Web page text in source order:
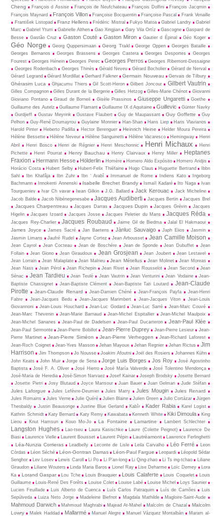
Cheng
François d Assise François de Neufchateau François Dolfini
François Jacqmin
François Maynard
François Villon Françoise Bocquentin Françoise Pascal
Frank Venaille
František Listopad
Franz Hellens Frédéric Mistral Fukyo Matoa Gabriel Landry
Gabriel
Marc
Gabriel Yturri Gabrielle Althen Gao Xingjian Gary Vila Ortíz Gascogne
Gaspard de
Besse
Gastão Cruz Gaston Couté Gaston Miron Gautier d Épinal Géo Koger
Géo Norge Georg Quppersimaan Georg Trakl George Oppen
Georges Bataille
Georges Bernanos
Georges Brassens Georges Castera Georges Desportes
Georges
Fourest
Georges Hénein Georges Perec Georges Perros
Georges Ribemont-Dessaigne
Georges Rodenbach
Georges Thinès Gérald Neveu Gérard Bocholier
Gérard de Nerval
Gérard Legrand
Gérard Mordillat Gerhard Falkner Germain Nouveau Gervais de Tilbury
Ghérasim Luca Ghjacumu Thiers Gil Scott-Heron Gilbert Joncour Gilbert Vautrin
Gilles Compagnon Gilles Durant de la Bergerie Gilles Hetzog Gilles-Marie Chénot
Giovanni
Gioviano Pontano
Giraud de Borneil Gisèle Prassinos Giuseppe Ungaretti
Goethe
Guillaume des Autelz
Guillaume Flamant Guillaume IX d Aquitaine Guillevic
Günter Navky
Gurdjieff
Gustav Meyrink Gustave Flaubert Guy de Maupassant Guy Goffette
Guy
Pelhon
Guy-René Dou­may­rou Guylaine Monnier Han-Shan Hans Liep
Haris Vlavianos
Harold Pinter
Heberto Padilla Hector Berenguer Heinrich Heine
Helder Moura Pereira
Hélène Bessette
Hélène Neveur Hélène Sanguinetti Hélène Vacaresco Hemingway
Henri
Abril
Henri Bosco Henri de Régnier Henri Meschonnic Henri Michaux
Henri
Pichette
Henri Pourrat Henry Bauchau Henry Clairvaux Henry Miller
Heptanes
Fraxion
Hermann Hesse Hölderlin Homère Homero Aldo Expósito
Homero Aridjis
Horácio Costa
Hubert Selby Hubert-Felix Thiéfaine Hugo Claus Huguette Bertrand
Ibbn
Sahl
Ibn Khafâja Ibn Zuhr Ibn ‘ Arabî Immanuel de Rome Indiens Kato
Ingeborg
Bachmann
Innokenti Annenski Isabelle Brechet Brandy Ismaïl Kadaré Ito Naga
Ivan
Tourgueniev
Ivar Ch vavar Iwan Gilkin J.G. Ballard Jack Kerouac
Jack Micheline
Jacob Balde
Jacob Nibénegenesabe Jacques Audiberti Jacques Bertin Jacques Brel
Jacques Charpentreau Jacques Darras Jacques Dupin Jacques Grévin
Jacques
Higelin
Jacques Izoard Jacques Josse Jacques Peletier du Mans Jacques Réda
Jacques Rey-Charlier Jacques Roubaud Jaime Gil de Biedma Jalal El Hakmaoui
James Joyce James Sacré Jan Baetens Jànluc Sauvaigo Japh Eiios
Jasmin
Jasmin Limans
Jaufré Rudel Jayne Cortez Jean Arbousset Jean Camille Moison
Jean Cayrol Jean Cocteau Jean de Boschère Jean de Sponde Jean Dubuffet
Jean
Follain
Jean Giono Jean Giraudoux Jean Grosjean Jean Joubert
Jean Lestavel
Jean Lorrain
Jean Malaplate Jean Malrieu Jean Métellus Jean Molinet
Jean Moreas
Jean Nass
Jean Pérol Jean Richepin Jean Rivet Jean Rousselot Jean Second
Jean
Sénac
Jean Tardieu Jean Teulé Jean Vautrin Jean Venturini Jean Vodaine
Jean-
Baptiste Chassignet
Jean-Baptiste Clément Jean-Baptiste Tati Loutard
Jean-Claude
Pirotte
Jean-Claude Renard Jean-Damien Chéné Jean-François Payfa
Jean-Henri
Fabre
Jean-Jacques Bedu Jean-Jacques Marimbert Jean-Jacques Viton
Jean-Louis
Giovannoni
Jean-Louis Houchard Jean-Luc Godard Jean-Luc Sarré
Jean-Marc Couvé
Jean-Marc Thevenin
Jean-Marie Barnaud Jean-Michel Espitallier
Jean-Michel Maulpoix
Jean-Michel Sananes
Jean-Paul de Dadelsen Jean-Paul Ducarteron Jean-Paul Klée
Jean-Paul Sermonte Jean-Pierre Bobillot Jean-Pierre Duprey Jean-Pierre Lesieur
Jean-
Pierre Martinet
Jean-Pierre Siméon Jean-Pierre Verheggen
Jean-Richard Laforest
Jean-Roch Coignet
Jean-Yves Masson Jehan Mayoux Jehan Regnier Jehan Rictus
Jim
Harrison
Jim Thompson Jo Nousse Joakim Afoutni Joël des Rosiers
Johannes Kühn
John Keats
John Muir Jorge de Sena Jorge Luis Borges Jos Roy
José Agostinho
Baptista
José F. A. Oliver José Hierro José María Valverde
José Tolentino Mendonça
José-Maria de Heredia
José-Simon Narvaez Josef Kainar Joseph Brodsky
Josette Bernard
Josette Pietri
Josy Blutaud Joyce Mansour Juan Bauer Juan Gelman Jude Stéfan
Jules Laforgue Jules Lefèvre-Deumier Jules Marry Jules Mougin Jules Renard
Jules Romains Jules Verne Julie Quéré Julien Blaine Julien Green Julio Cortázar
Jürgen
Theobaldy
Justin Beausonge Justine Blue Gerland Kabîr Kader Rabia
Karel Logist
Kathrin Schmidt
Katy Bernard Katy Remy Kawabata Kenneth White Kiki Dimoula
King
Lieou
Knut Hamsun Kouo Mo-Jo La Fontaine Lamartine Lambert Schlechter
Langston Hughes Lao-tseu Laura Kasischke Laure (Colette Peignot)
Laurence De
Biasi
Laurence Vielle Laurent Bouisset Laurent Pépin Lautréamont Lawrence Ferlinghetti
Léa-Nunzia Corrieras Leadbelly Leconte de Lisle Leila Carvalho Léo Ferré
Leon
Còrdas
Léon Séché Léon-Gontran Damas Léon-Paul Fargue Leopardi
Léopold Sédar
Senghor
Lev Losev Lewis Caroll Li Po Li P’an-long Li Qing-zhao Li Ts ing-tchao
Liliane
Giraudon
Liliane Wouters Linda Maria Baros Lionel Ray Lise Deharme Loïc Demey
Lora
Ka
Lorand Gaspar Lou Tche Louis Brauquier Louis Calaferte Louis Coquelet
Louis
Guillaume
Louis-René Des Forêts Louise Colet Louise Labé Louise Michel
Loys Saunier
Lucien Feuillade
Luis Alberto de Cuenca Luís Carlos Patraquim Luís de Camões
Luis
Sepúlveda
Luiza Neto Jorge Madeleine Biefnot Magdala Mathilde Magloire-Saint-Aude
Mahmoud Darwich Mahmoud Maghrabi Majead At-Mahel Malcolm de Chazal
Malcolm
Lowry
Malek Haddad Mallarmé Manuel Alegre Manuel Vázquez Montalbán
Maram al-